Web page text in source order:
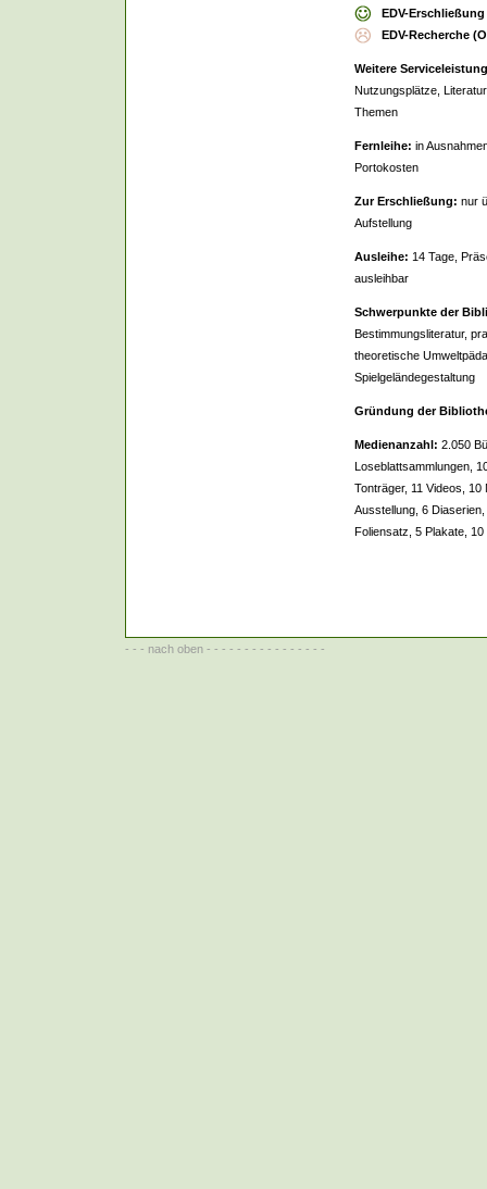
EDV-Erschließung
EDV-Recherche
Weitere
Nutzungsplätze,
Themen
Fernleihe: in
Portokosten
Zur Erschließung: nur
Aufstellung
Ausleihe: 14 Tage,
ausleihbar
Schwerpunkte der
Bestimmungsliteratur,
theoretische
Spielgeländegestaltung
Gründung der
Medienanzahl: 2.050
Loseblattsammlungen,
Tonträger, 11 Videos,
Ausstellung, 6
Foliensatz, 5 Plakate,
- - - nach oben - - - - - - - - - - - - - - - -